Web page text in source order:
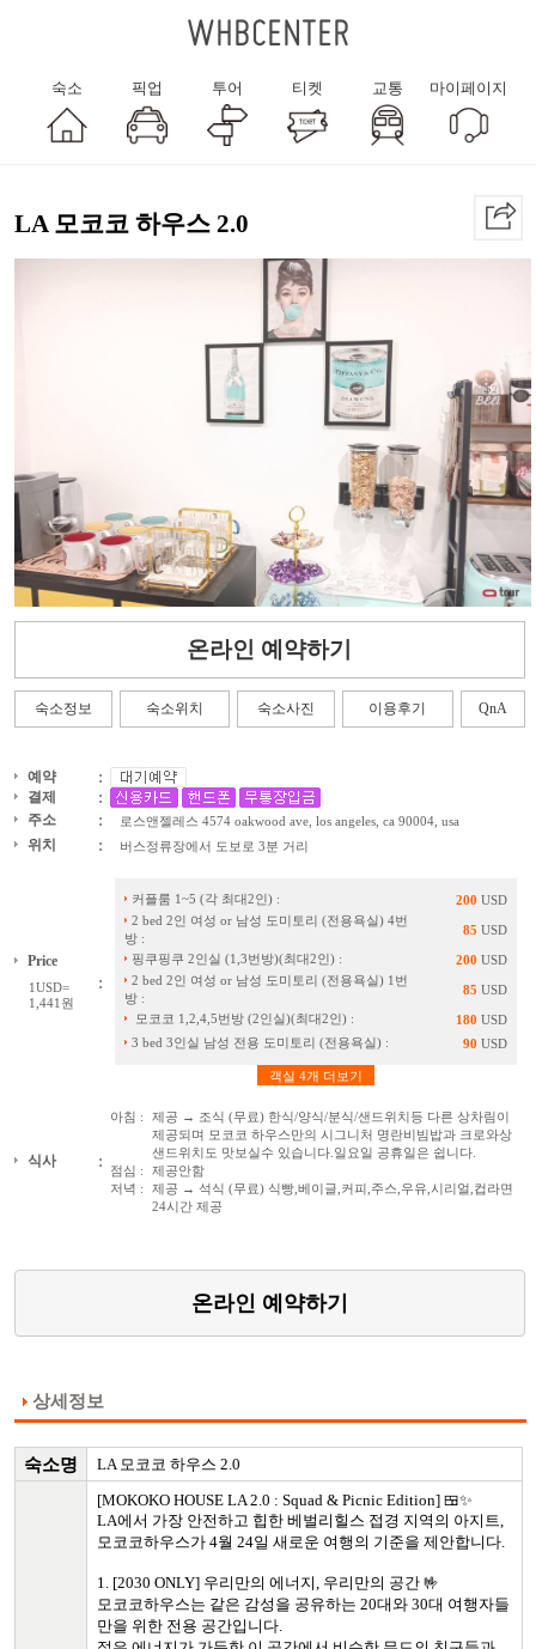
WHBCENTER
숙소 픽업 투어 티켓 교통 마이페이지
LA 모코코 하우스 2.0
온라인 예약하기
숙소정보 숙소위치 숙소사진 이용후기 QnA
예약 :
결제 :
주소 : 로스앤젤레스 4574 oakwood ave, los angeles, ca 90004, usa
위치 : 버스정류장에서 도보 로 3분 거리
Price
1USD=
1,441원
:
커플룸 1~5 (각 최대2인) : 200 USD
2 bed 2인 여성 or 남성 도미토리 (전용욕실) 4번
방 :
85 USD
핑쿠핑쿠 2인실 (1,3번방)(최대2인) :
200 USD
2 bed 2인 여성 or 남성 도미토리 (전용욕실) 1번
방 :
85 USD
모코코 1,2,4,5번방 (2인실)(최대2인) :
180 USD
3 bed 3인실 남성 전용 도미토리 (전용욕실) :
90 USD
객실 4개 더보기
식사 :
아침 :
제공 → 조식 (무료) 한식/양식/분식/샌드위치등 다른 상차림이
제공되며 모코코 하우스만의 시그니처 명란비빔밥과 크로와상
샌드위치도 맛보실수 있습니다.일요일 공휴일은 쉽니다.
점심 :
제공안함
저녁 :
제공 → 석식 (무료) 식빵,베이글,커피,주스,우유,시리얼,컵라면
24시간 제공
온라인 예약하기
상세정보
숙소명 LA 모코코 하우스 2.0
[MOKOKO HOUSE LA 2.0 : Squad & Picnic Edition] 🍱✨
LA에서 가장 안전하고 힙한 베벌리힐스 접경 지역의 아지트,
모코코하우스가 4월 24일 새로운 여행의 기준을 제안합니다.
1. [2030 ONLY] 우리만의 에너지, 우리만의 공간 🤟
모코코하우스는 같은 감성을 공유하는 20대와 30대 여행자들
만을 위한 전용 공간입니다.